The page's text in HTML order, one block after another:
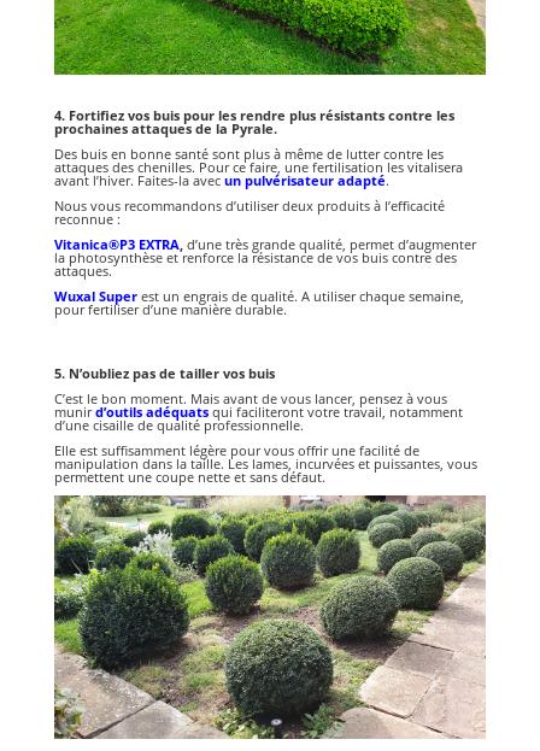
4. Fortifiez vos buis pour les rendre plus résistants contre les
prochaines attaques de la Pyrale.
Des buis en bonne santé sont plus à même de lutter contre les
attaques des chenilles. Pour ce faire, une fertilisation les vitalisera
avant l’hiver. Faites-la avec un pulvérisateuradapté.
Nous vous recommandons d’utiliser deux produits à l’efficacité
reconnue :
Vitanica®P3 EXTRA, d’une très grande qualité, permet d’augmenter
la photosynthèse et renforce la résistance de vos buis contre des
attaques.
Wuxal Super est un engrais de qualité. A utiliser chaque semaine,
pour fertiliser d’une manière durable.
5. N’oubliez pas de taillervos buis
C’est le bon moment. Mais avant de vous lancer, pensez à vous
munird’outilsadéquats qui faciliteront votre travail, notamment
d’une cisaille de qualité professionnelle.
Elle est suffisamment légère pour vous offrir une facilité de
manipulation dans la taille. Les lames, incurvées et puissantes, vous
permettent une coupe nette et sans défaut.